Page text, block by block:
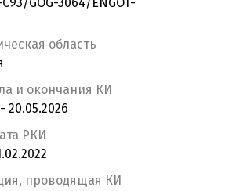
GOG-3064/ENGOT-
область
и окончания КИ
20.05.2026
РКИ
проводящая КИ